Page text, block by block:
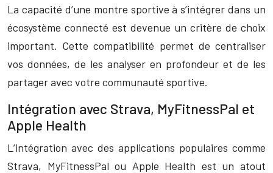
La capacité d’une montre sportive à s’intégrer dans un
écosystème connecté est devenue un critère de choix
important. Cette compatibilité permet de centraliser
vos données, de les analyser en profondeur et de les
partager avec votre communauté sportive.
Intégration avec Strava, MyFitnessPal et
Apple Health
L’intégration avec des applications populaires comme
Strava, MyFitnessPal ou Apple Health est un atout